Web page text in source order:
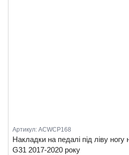
Артикул: ACWCP168
Накладки на педалі під ліву
G31 2017-2020 року